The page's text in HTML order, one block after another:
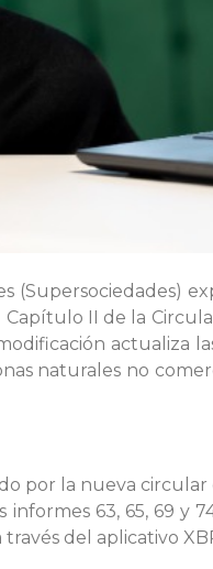
(Supersociedades)
II de la
actualiza
naturales no
por la nueva
informes 63, 65, 69
través del aplicativo